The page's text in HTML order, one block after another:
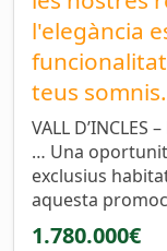
l'elegància
teus
VALL
… Una
exclusius
aquesta
1.780.000€